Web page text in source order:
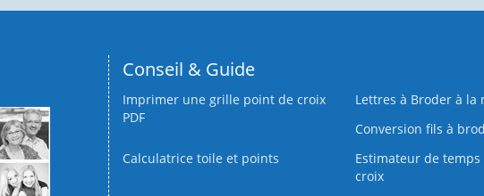
Conseil & Guide
Imprimer une grille point de croix
PDF
Lettres à Broder à la
Conversion fils à
Calculatrice toile et points
Estimateur de temps
croix